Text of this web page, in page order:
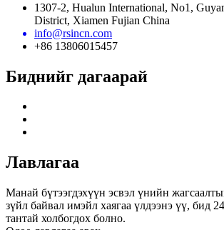
1307-2, Hualun International, No1,
District, Xiamen Fujian China
info@rsincn.com
+86 13806015457
Биднийг дагаарай
Лавлагаа
Манай бүтээгдэхүүн эсвэл үнийн
зүйл байвал имэйл хаягаа үлдээнэ үү, бид
тантай холбогдох болно.